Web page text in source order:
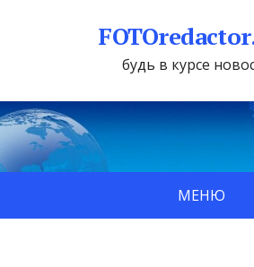
будь в курсе
МЕНЮ